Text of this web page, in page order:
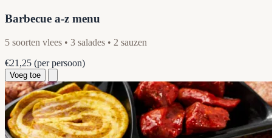
Barbecue a-z menu
5 soorten vlees • 3 salades • 2 sauzen
€21,25 (per persoon)
Voeg toe